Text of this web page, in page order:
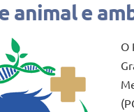
animal e
O